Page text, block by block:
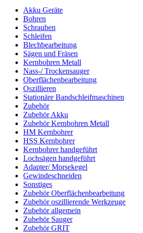
Akku Geräte
Bohren
Schrauben
Schleifen
Blechbearbeitung
Sägen und Fräsen
Kernbohren Metall
Nass-/ Trockensauger
Oberflächenbearbeitung
Oszillieren
Stationäre Bandschleifmaschinen
Zubehör
Zubehör Akku
Zubehör Kernbohren Metall
HM Kernbohrer
HSS Kernbohrer
Kernbohrer handgeführt
Lochsägen handgeführt
Adapter/ Morsekegel
Gewindeschneiden
Sonstiges
Zubehör Oberflächenbearbeitung
Zubehör oszillierende Werkzeuge
Zubehör allgemein
Zubehör Sauger
Zubehör GRIT